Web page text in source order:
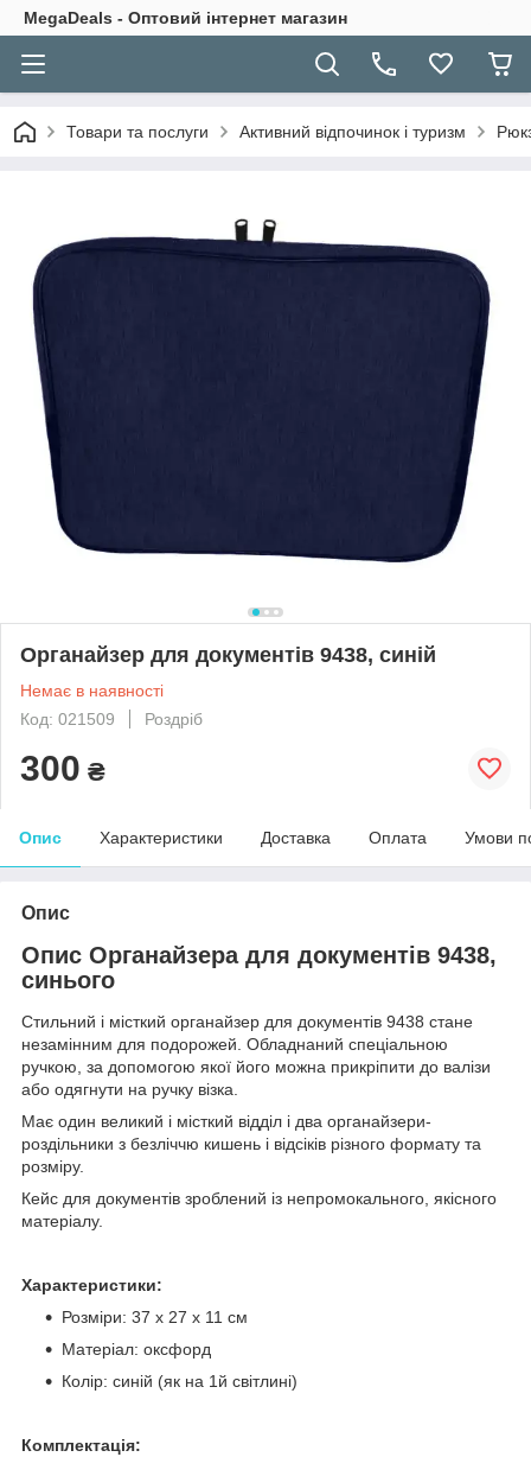
MegaDeals - Оптовий інтернет магазин
Товари та послуги Активний відпочинок і туризм
Органайзер для документів 9438, синій
Немає в наявності
Код: 021509
Роздріб
300 ₴
Опис Характеристики Доставка Оплата Умови
Опис
Опис Органайзера для документів 9438,
синього
Стильний і місткий органайзер для документів 9438 стане
незамінним для подорожей. Обладнаний спеціальною
ручкою, за допомогою якої його можна прикріпити до валізи
або одягнути на ручку візка.
Має один великий і місткий відділ і два органайзери-
роздільники з безліччю кишень і відсіків різного формату та
розміру.
Кейс для документів зроблений із непромокального, якісного
матеріалу.
Характеристики:
Розміри: 37 х 27 х 11 см
Матеріал: оксфорд
Колір: синій (як на 1й світлині)
Комплектація: